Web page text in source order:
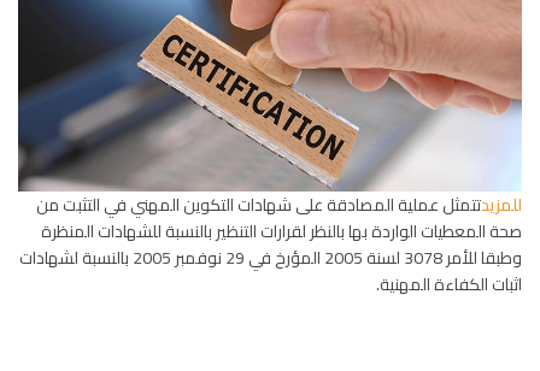
للمزيدتتمثل عملية المصادقة على شهادات التكوين المهني في التثبت من
صحة المعطيات الواردة بها بالنظر لقرارات التنظير بالنسبة للشهادات المنظرة
وطبقا للأمر 3078 لسنة 2005 المؤرخ في 29 نوفمبر 2005 بالنسبة لشهادات
اثبات الكفاءة المهنية.